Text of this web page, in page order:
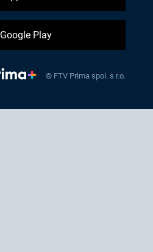
Google Play
© FTV Prima spol. s r.o.